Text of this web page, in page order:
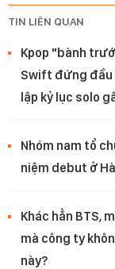
TIN LIÊN QUAN
Kpop "bành
Swift đứng đầu
lập kỷ lục solo
Nhóm nam tổ
niệm debut ở
Khác hẳn BTS,
mà công ty
này?